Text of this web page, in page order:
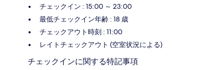
チェックイン : 15:00 ～ 23:00
最低チェックイン年齢 : 18 歳
チェックアウト時刻 : 11:00
レイトチェックアウト (空室状況による)
チェックインに関する特記事項